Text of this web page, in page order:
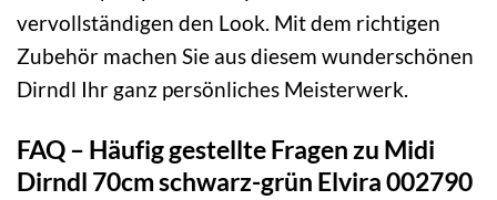
vervollständigen den Look. Mit dem richtigen
Zubehör machen Sie aus diesem wunderschönen
Dirndl Ihr ganz persönliches Meisterwerk.
FAQ – Häufig gestellte Fragen zu Midi
Dirndl 70cm schwarz-grün Elvira 002790